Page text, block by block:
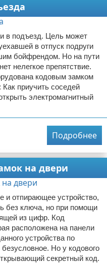
в подъезд. Цель может
в отпуск подруги
бойфрендом. Но на пути
нелегкое препятствие.
кодовым замком
приучить соседей
электромагнитный
Подробнее
на двери
и отпирающее устройство,
без ключа, но при помощи
из цифр. Код
расположена на панели
устройства по
Но у кодового
секретный код.